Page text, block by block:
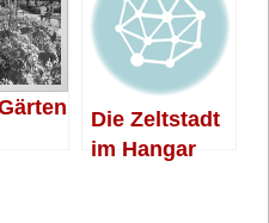
Die Zeltstadt
im Hangar